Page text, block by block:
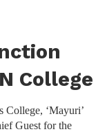
College
‘Mayuri’
Guest for the